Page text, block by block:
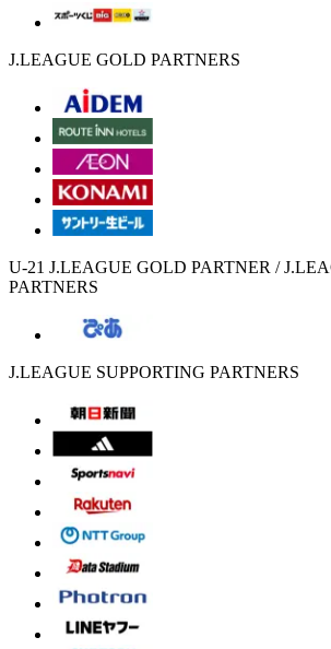
J.LEAGUE GOLD PARTNERS
U-21 J.LEAGUE GOLD PARTNER /
PARTNERS
J.LEAGUE SUPPORTING PARTNERS